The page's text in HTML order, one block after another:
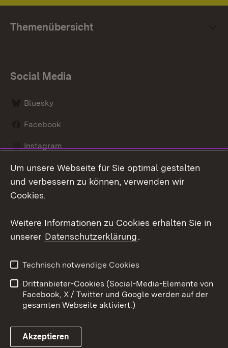
Themenübersicht
Social Media
Bluesky
Facebook
Instagram
LinkedIn
Link zum Landesportal
Datenschutz
Barrierefreiheit
Impressum
Cookies
Um unsere Webseite für Sie optimal gestalten
und verbessern zu können, verwenden wir
Cookies.
Weitere Informationen zu Cookies erhalten Sie in
unserer Datenschutzerklärung.
Technisch notwendige Cookies
Drittanbieter-Cookies (Social-Media-Elemente von
Facebook, X / Twitter und Google werden auf der
gesamten Webseite aktiviert.)
Akzeptieren